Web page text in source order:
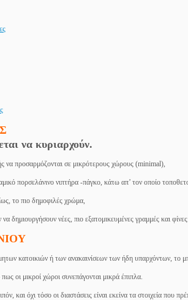
να κυριαρχούν.
να προσαρμόζονται σε μικρότερους χώρους (minimal),
πορσελάνινο νιπτήρα -πάγκο, κάτω απ’ τον οποίο
το πιο δημοφιλές χρώμα,
να δημιουργήσουν νέες, πιο εξατομικευμένες γραμμές και
κατοικιών ή των ανακαινίσεων των ήδη υπαρχόντων, το
οι μικροί χώροι συνεπάγονται μικρά έπιπλα.
και όχι τόσο οι διαστάσεις είναι εκείνα τα στοιχεία που